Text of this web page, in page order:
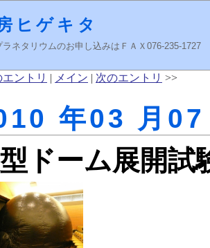
ヒゲキタ
ラネタリウムのお申し込みはＦＡＸ076-235-
ントリ | メイン | 次のエントリ >>
年03 月
ドーム展開試